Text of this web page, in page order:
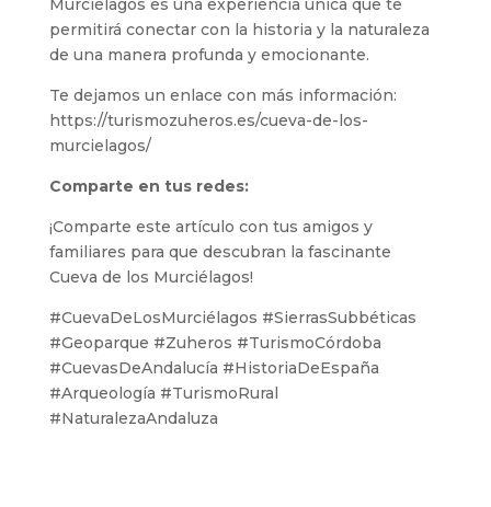
Murciélagos es una experiencia única que te
permitirá conectar con la historia y la naturaleza
de una manera profunda y emocionante.
Te dejamos un enlace con más información:
https://turismozuheros.es/cueva-de-los-
murcielagos/
Comparte en tus redes:
¡Comparte este artículo con tus amigos y
familiares para que descubran la fascinante
Cueva de los Murciélagos!
#CuevaDeLosMurciélagos #SierrasSubbéticas
#Geoparque #Zuheros #TurismoCórdoba
#CuevasDeAndalucía #HistoriaDeEspaña
#Arqueología #TurismoRural
#NaturalezaAndaluza